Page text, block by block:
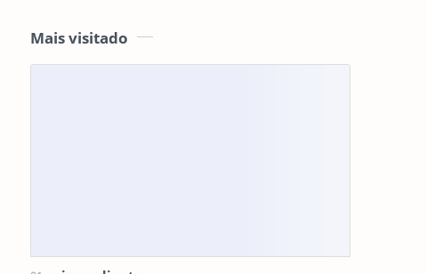
Mais visitado